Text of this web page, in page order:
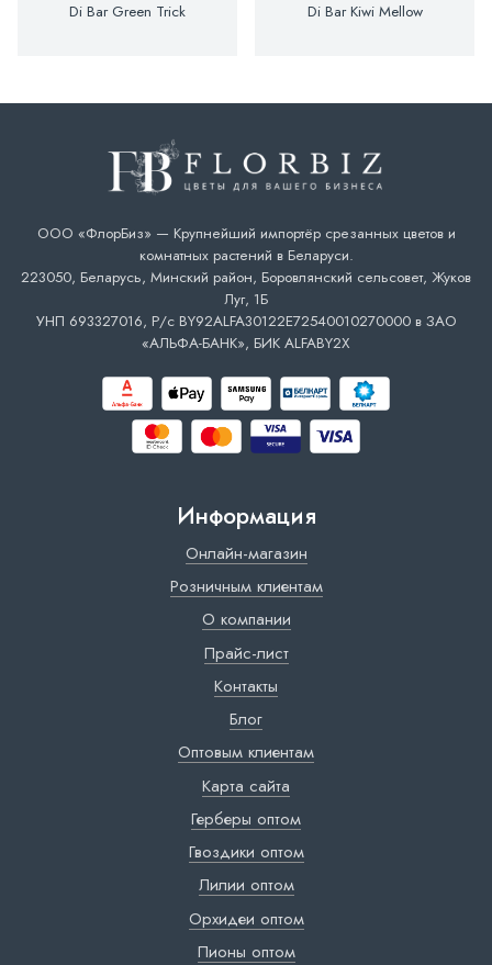
Di Bar Green Trick Di Bar Kiwi Mellow
ООО «ФлорБиз» — Крупнейший импортёр срезанных цветов и
комнатных растений в Беларуси.
223050, Беларусь, Минский район, Боровлянский сельсовет, Жуков
Луг, 1Б
УНП 693327016, Р/с BY92ALFA30122E72540010270000 в ЗАО
«АЛЬФА-БАНК», БИК ALFABY2X
Информация
Онлайн-магазин
Розничным клиентам
О компании
Прайс-лист
Контакты
Блог
Оптовым клиентам
Карта сайта
Герберы оптом
Гвоздики оптом
Лилии оптом
Орхидеи оптом
Пионы оптом